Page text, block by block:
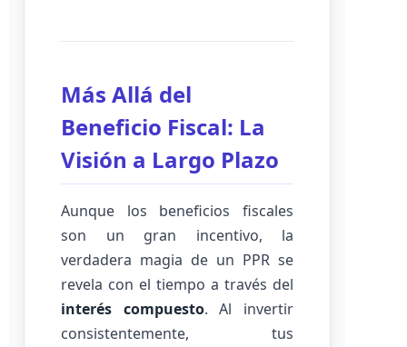
Más Allá del
Beneficio Fiscal: La
Visión a Largo Plazo
Aunque los beneficios fiscales
son un gran incentivo, la
verdadera magia de un PPR se
revela con el tiempo a través del
interés compuesto. Al invertir
consistentemente, tus